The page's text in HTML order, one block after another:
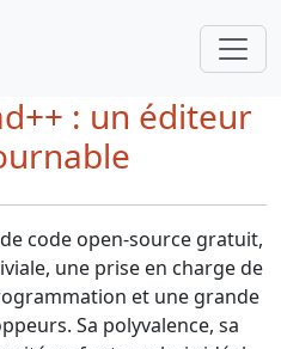
: un éditeur
code open-source gratuit,
une prise en charge de
et une grande
Sa polyvalence, sa